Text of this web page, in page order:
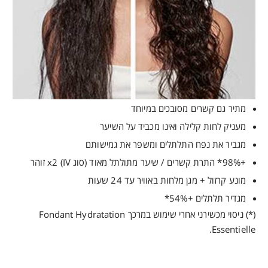
מתיר גם קשרים מסובכים במיוחד
מעניק לחות קלילה ואינו מכביד על השיער
מגביר את נפח התלתלים ומשפר את גמישותם
+98%* התרת קשרים / שיער מתולתל מאוד (סוג IV) x2 זוהר
מונע קרזול + מגן מלחות באוויר עד 24 שעות
מגדיר תלתלים +54%*
(*) ניסוי מכשירני אחרי שימוש במרכך Fondant Hydratation
Essentielle.